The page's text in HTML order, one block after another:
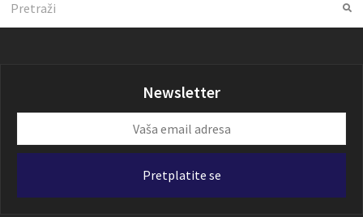
Newsletter
email
Pretplatite se